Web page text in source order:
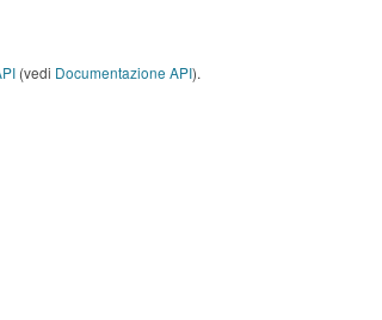
(vedi Documentazione API).